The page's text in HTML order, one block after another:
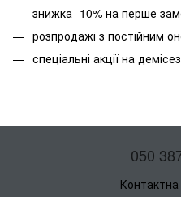
знижка -10% на перше
розпродажі з постійним
спеціальні акції на
050
Контактна